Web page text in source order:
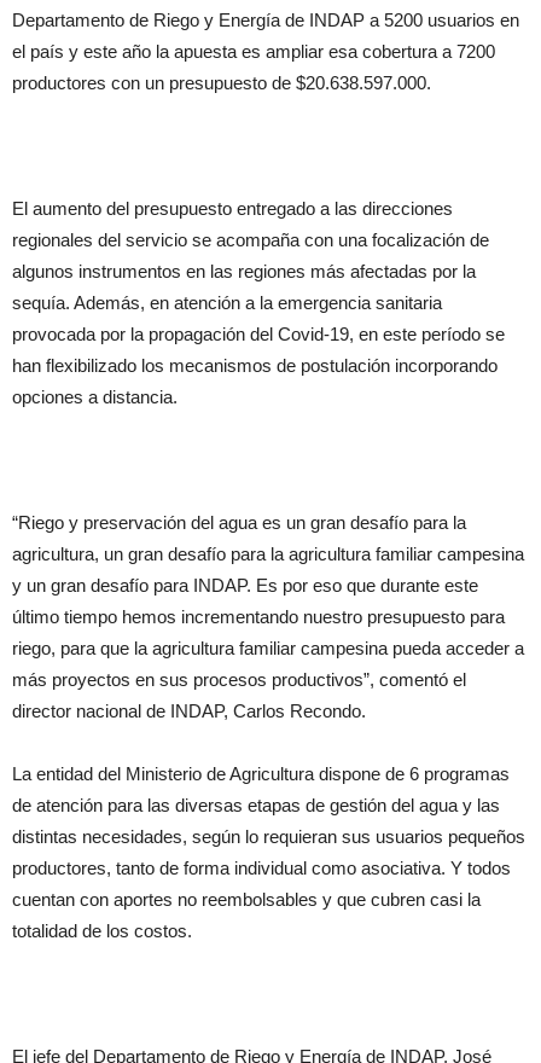
Departamento de Riego y Energía de INDAP a 5200 usuarios en
el país y este año la apuesta es ampliar esa cobertura a 7200
productores con un presupuesto de $20.638.597.000.
El aumento del presupuesto entregado a las direcciones
regionales del servicio se acompaña con una focalización de
algunos instrumentos en las regiones más afectadas por la
sequía. Además, en atención a la emergencia sanitaria
provocada por la propagación del Covid-19, en este período se
han flexibilizado los mecanismos de postulación incorporando
opciones a distancia.
“Riego y preservación del agua es un gran desafío para la
agricultura, un gran desafío para la agricultura familiar campesina
y un gran desafío para INDAP. Es por eso que durante este
último tiempo hemos incrementando nuestro presupuesto para
riego, para que la agricultura familiar campesina pueda acceder a
más proyectos en sus procesos productivos”, comentó el
director nacional de INDAP, Carlos Recondo.
La entidad del Ministerio de Agricultura dispone de 6 programas
de atención para las diversas etapas de gestión del agua y las
distintas necesidades, según lo requieran sus usuarios pequeños
productores, tanto de forma individual como asociativa. Y todos
cuentan con aportes no reembolsables y que cubren casi la
totalidad de los costos.
El jefe del Departamento de Riego y Energía de INDAP, José